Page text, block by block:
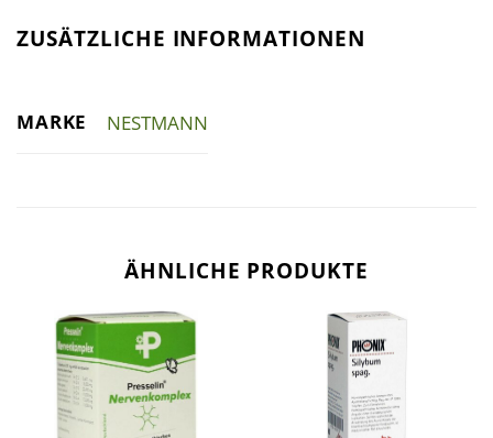
ZUSÄTZLICHE INFORMATIONEN
MARKE NESTMANN
ÄHNLICHE PRODUKTE